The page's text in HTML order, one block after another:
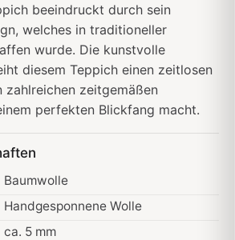
beeindruckt durch sein
welches in traditioneller
wurde. Die kunstvolle
diesem Teppich einen zeitlosen
zahlreichen zeitgemäßen
perfekten Blickfang macht.
Baumwolle
Handgesponnene Wolle
ca. 5 mm